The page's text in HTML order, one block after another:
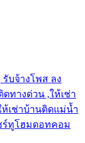
รับจ้างโพส ลง
ทางด่วน ,ให้เช่า
ห้เช่าบ้านติดแม่น้ำ
ร์ทูโฮมดอทคอม